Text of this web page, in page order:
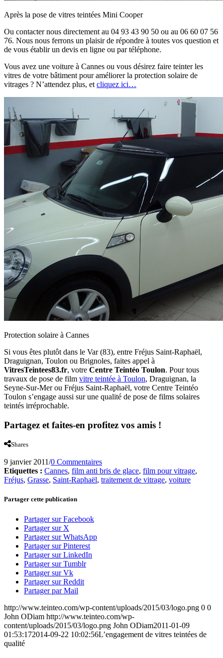
Après la pose de vitres teintées Mini Cooper
Ou contacter nous directement au 04 93 43 90 50 ou au 06 60 07 56
76. Nous nous ferrons un plaisir de répondre à toutes vos question et
de vous établir un devis en ligne ou par téléphone.
Vous avez une voiture à Cannes ou vous désirez faire teinter les
vitres de votre bâtiment pour améliorer la protection solaire de
vitrages ? N’attendez plus, et cliquez ici…
Protection solaire à Cannes
Si vous êtes plutôt dans le Var (83), entre Fréjus Saint-Raphaël,
Draguignan, Toulon ou Brignoles, faites appel à
VitresTeintees83.fr, votre Centre Teintéo Toulon. Pour tous
travaux de pose de film vitre teintée à Toulon, Draguignan, la
Seyne-Sur-Mer ou Fréjus Saint-Raphaël, votre Centre Teintéo
Toulon s’engage aussi sur une qualité de pose de films solaires
teintés irréprochable.
Partagez et faites-en profitez vos amis !
Shares
9 janvier 2011/0 Commentaires
Etiquettes : Cannes, film anti bris de glace, film pour vitrage,
Fréjus, Grasse, Saint-Raphaël, traitement de vitrage, voiture
Partager cette publication
Partager sur Facebook
Partager sur X
Partager sur WhatsApp
Partager sur Pinterest
Partager sur LinkedIn
Partager sur Tumblr
Partager sur Vk
Partager sur Reddit
Partager par Mail
http://www.teinteo.com/wp-content/uploads/2015/03/logo.png 0 0
John ODiam http://www.teinteo.com/wp-
content/uploads/2015/03/logo.png John ODiam2011-01-09
01:53:172014-09-22 10:02:56L’engagement de vitres teintées de
qualité